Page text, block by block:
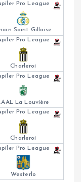
Pro League
Saint-Gilloise
Pro League
Charleroi
Pro League
La Louvière
Pro League
Charleroi
Pro League
Westerlo